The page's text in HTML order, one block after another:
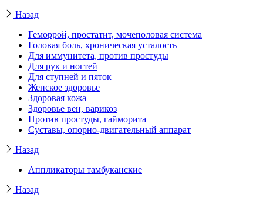
Назад
Геморрой, простатит, мочеполовая система
Головая боль, хроническая усталость
Для иммунитета, против простуды
Для рук и ногтей
Для ступней и пяток
Женское здоровье
Здоровая кожа
Здоровье вен, варикоз
Против простуды, гайморита
Суставы, опорно-двигательный аппарат
Назад
Аппликаторы тамбуканские
Назад